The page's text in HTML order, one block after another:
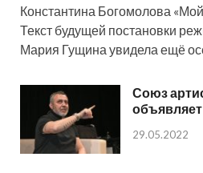
Константина Богомолова
Текст будущей постановки
Мария Гущина увидела ещё
Союз
29.05.2022